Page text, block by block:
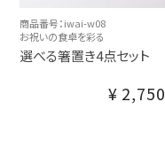
商品番号：iwai-w08
お祝いの食卓を彩る
選べる箸置き4点セット
¥ 2,750